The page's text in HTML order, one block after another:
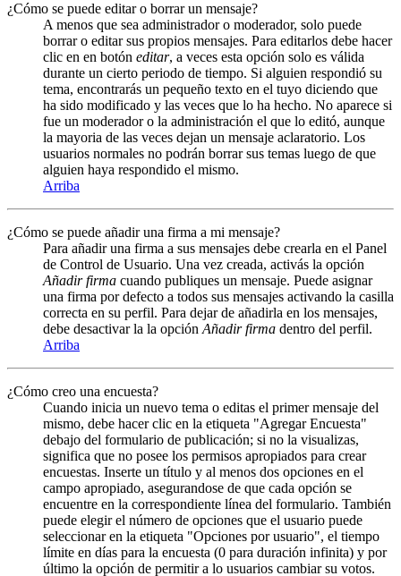
¿Cómo se puede editar o borrar un mensaje?
A menos que sea administrador o moderador, solo puede
borrar o editar sus propios mensajes. Para editarlos debe hacer
clic en en botón editar, a veces esta opción solo es válida
durante un cierto periodo de tiempo. Si alguien respondió su
tema, encontrarás un pequeño texto en el tuyo diciendo que
ha sido modificado y las veces que lo ha hecho. No aparece si
fue un moderador o la administración el que lo editó, aunque
la mayoria de las veces dejan un mensaje aclaratorio. Los
usuarios normales no podrán borrar sus temas luego de que
alguien haya respondido el mismo.
Arriba
¿Cómo se puede añadir una firma a mi mensaje?
Para añadir una firma a sus mensajes debe crearla en el Panel
de Control de Usuario. Una vez creada, activás la opción
Añadir firma cuando publiques un mensaje. Puede asignar
una firma por defecto a todos sus mensajes activando la casilla
correcta en su perfil. Para dejar de añadirla en los mensajes,
debe desactivar la la opción Añadir firma dentro del perfil.
Arriba
¿Cómo creo una encuesta?
Cuando inicia un nuevo tema o editas el primer mensaje del
mismo, debe hacer clic en la etiqueta "Agregar Encuesta"
debajo del formulario de publicación; si no la visualizas,
significa que no posee los permisos apropiados para crear
encuestas. Inserte un título y al menos dos opciones en el
campo apropiado, asegurandose de que cada opción se
encuentre en la correspondiente línea del formulario. También
puede elegir el número de opciones que el usuario puede
seleccionar en la etiqueta "Opciones por usuario", el tiempo
límite en días para la encuesta (0 para duración infinita) y por
último la opción de permitir a lo usuarios cambiar su votos.